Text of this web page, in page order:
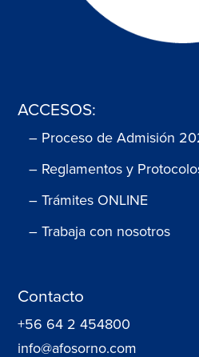
ACCESOS:
– Proceso de Admisión
– Reglamentos y
– Trámites ONLINE
– Trabaja con nosotros
Contacto
+56 64 2 454800
info@afosorno.com